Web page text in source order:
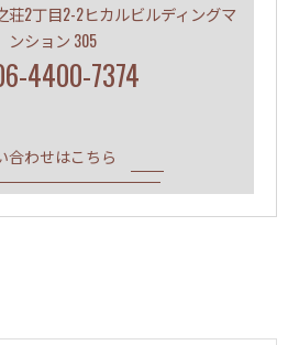
荘2丁目2-2ヒカルビルディングマ
ンション 305
4400-7374
合わせはこちら